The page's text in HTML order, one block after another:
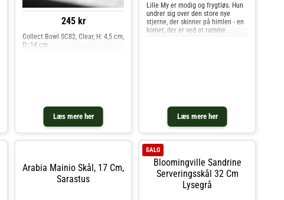
moderne elegance.Vedligeholdelse
af skålen- Ovnsikker.- Tåler
mikroovn.- Tåler opvaskemaskine..
Køb Serveringsskåle og andre
245 kr
Læs mere her
Collect Bowl SC82, Clear, H: 4,5 cm,
D: 14 cm
Læs mere her
Lille My er modig og frygtløs. Hun
undrer sig over den store nye
stjerne, der skinner på himlen - en
komet, der er ved at ramme
Arabia Mainio Skål, 17 Cm,
Sarastus
Bloomingville Sandrine
Serveringsskål 32 Cm
Lysegrå
SALG